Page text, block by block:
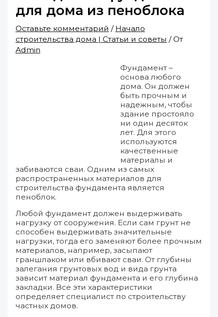
для дома из пеноблока
Оставьте комментарий / Начало
строительства дома | Статьи и советы / От
Admin
Фундамент –
основа любого
дома. Он должен
быть прочным и
надежным, чтобы
здание простояло
ни один десяток
лет. Для этого
используются
качественные
материалы и
забиваются сваи. Одним из самых
распространенных материалов для
строительства фундамента является
пеноблок.
Любой фундамент должен выдерживать
нагрузку от сооружения. Если сам грунт не
способен выдерживать значительные
нагрузки, тогда его заменяют более прочным
материалов, например, засыпают
граншлаком или вбивают сваи. От глубины
залегания грунтовых вод и вида грунта
зависит материал фундамента и его глубина
закладки. Все эти характеристики
определяет специалист по строительству
частных домов.